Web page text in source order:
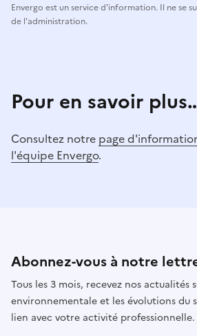
Envergo est un service d'information. Il ne se
de l'administration.
Pour en savoir
Consultez notre page
l'équipe Envergo.
Abonnez-vous à notre
Tous les 3 mois, recevez nos actualités
environnementale et les évolutions du
lien avec votre activité professionnelle.